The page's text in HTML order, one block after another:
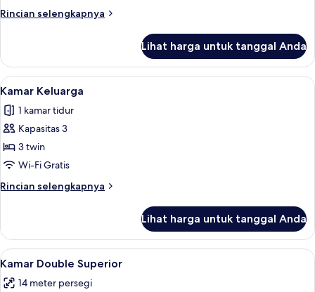
Rincian selengkapnya
Rincian
Kamar
Standar
Lihat harga untuk tanggal Anda
Lihat
semua
foto
untuk
Kamar
Keluarga
Kamar Keluarga | Seprai premium,
18
Kamar Keluarga
1 kamar tidur
Kapasitas 3
3 twin
Wi-Fi Gratis
Rincian selengkapnya
Rincian
Kamar
Keluarga
Lihat harga untuk tanggal Anda
Lihat
semua
foto
Kamar Double Superior | Seprai
11
Kamar Double Superior
14 meter persegi